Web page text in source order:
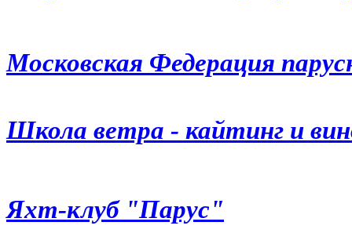
Московская Федерация
Школа ветра - кайтинг и
Яхт-клуб "Парус"